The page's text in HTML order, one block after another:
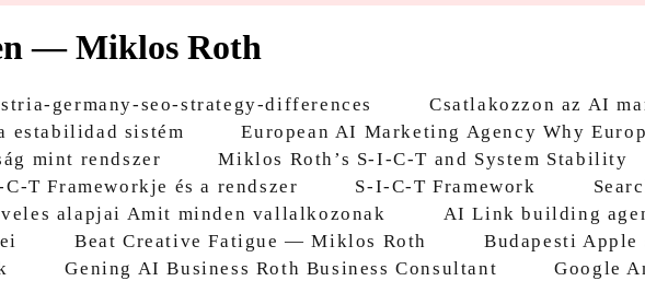
— Miklos Roth
germany-seo-strategy-differences
Csatlakozzon az AI
estabilidad sistém European AI Marketing Agency Why
mint rendszer Miklos Roth’s S-I-C-T and System Stability
T Frameworkje és a rendszer S-I-C-T Framework
alapjai Amit minden vallalkozonak
AI Link building
Beat Creative Fatigue — Miklos Roth
Budapesti
Gening AI Business Roth Business Consultant
Google